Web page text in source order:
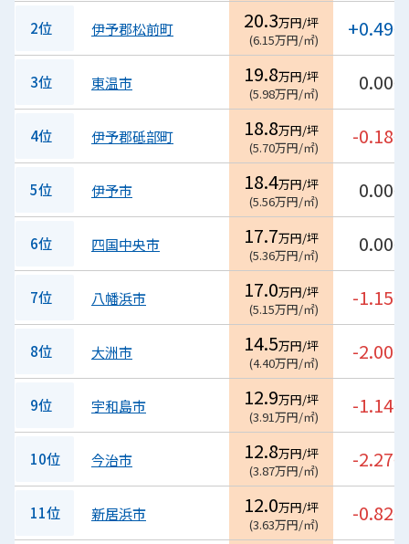
2位 伊予郡松前町 20.3万円/坪
(6.15万円/㎡) +0.49%
3位 東温市 19.8万円/坪
(5.98万円/㎡) 0.00%
4位 伊予郡砥部町 18.8万円/坪
(5.70万円/㎡) -0.18%
5位 伊予市 18.4万円/坪
(5.56万円/㎡) 0.00%
6位 四国中央市 17.7万円/坪
(5.36万円/㎡) 0.00%
7位 八幡浜市 17.0万円/坪
(5.15万円/㎡) -1.15%
8位 大洲市 14.5万円/坪
(4.40万円/㎡) -2.00%
9位 宇和島市 12.9万円/坪
(3.91万円/㎡) -1.14%
10位 今治市 12.8万円/坪
(3.87万円/㎡) -2.27%
11位 新居浜市 12.0万円/坪
(3.63万円/㎡) -0.82%